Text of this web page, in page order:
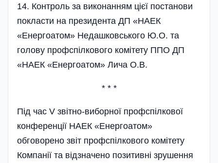
14. Контроль за виконанням цієї постанови
покласти на президента ДП «НАЕК
«Енергоатом» Недашковського Ю.О. та
голову профспілкового комітету ППО ДП
«НАЕК «Енергоатом» Лича О.В.
* * *
Під час V звітно-виборної профспілкової
конференції НАЕК «Енергоатом»
обговорено звіт профспілкового комітету
Компанії та відзначено позитивні зрушення